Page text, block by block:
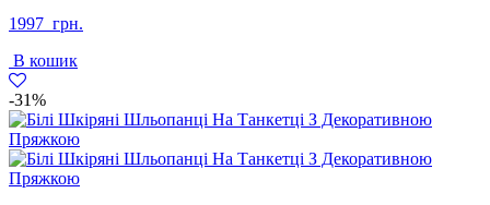
1997 грн.
В кошик
-31%